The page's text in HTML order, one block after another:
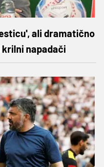
ali dramatično
krilni napadači